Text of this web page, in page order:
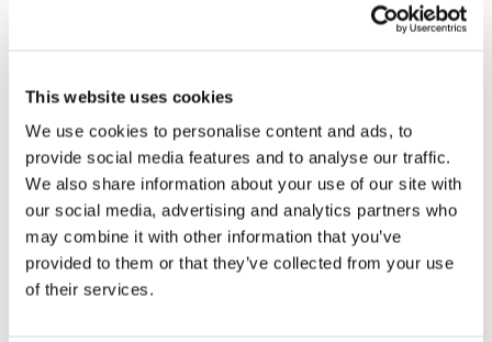
This website uses cookies
We use cookies to personalise content and ads, to
provide social media features and to analyse our traffic.
We also share information about your use of our site with
our social media, advertising and analytics partners who
may combine it with other information that you’ve
provided to them or that they’ve collected from your use
of their services.